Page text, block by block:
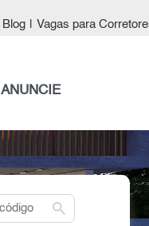
Blog Vagas para
ANUNCIE
search